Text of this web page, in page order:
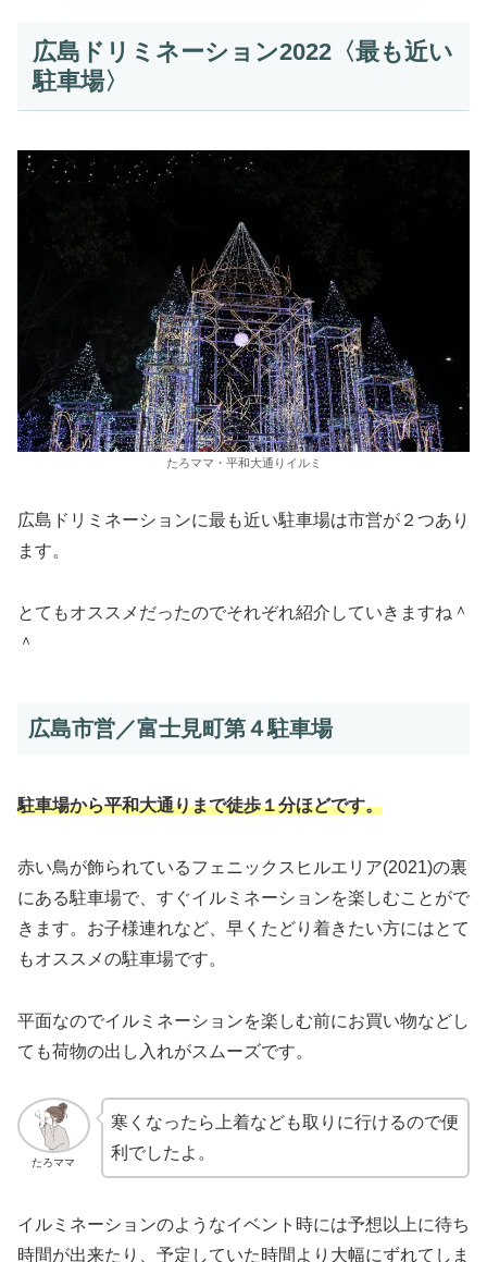
広島ドリミネーション2022〈最も近い
駐車場〉
たろママ・平和大通りイルミ
広島ドリミネーションに最も近い駐車場は市営が２つあり
ます。
とてもオススメだったのでそれぞれ紹介していきますね＾
＾
広島市営／富士見町第４駐車場
駐車場から平和大通りまで徒歩１分ほどです。
赤い鳥が飾られているフェニックスヒルエリア(2021)の裏
にある駐車場で、すぐイルミネーションを楽しむことがで
きます。お子様連れなど、早くたどり着きたい方にはとて
もオススメの駐車場です。
平面なのでイルミネーションを楽しむ前にお買い物などし
ても荷物の出し入れがスムーズです。
たろママ
寒くなったら上着なども取りに行けるので便
利でしたよ。
イルミネーションのようなイベント時には予想以上に待ち
時間が出来たり、予定していた時間より大幅にずれてしま